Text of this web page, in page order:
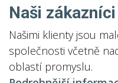
Naši zákazníci
Našimi klienty jsou
společnosti včetně
oblastí promyslu.